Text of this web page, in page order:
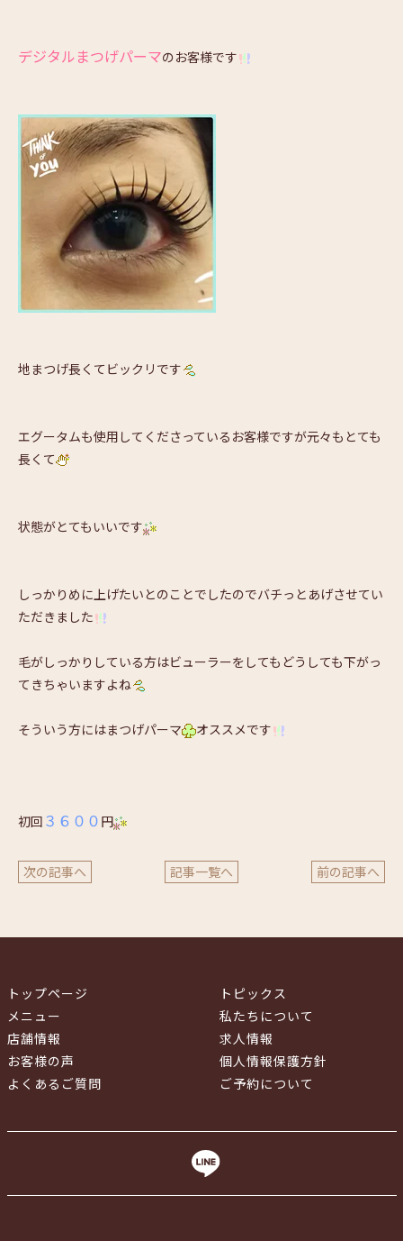
デジタルまつげパーマのお客様です
地まつげ長くてビックリです
エグータムも使用してくださっているお客様ですが元々もとても
長くて
状態がとてもいいです
しっかりめに上げたいとのことでしたのでバチっとあげさせてい
ただきました
毛がしっかりしている方はビューラーをしてもどうしても下がっ
てきちゃいますよね
そういう方にはまつげパーマ オススメです
初回 ３６００ 円
次の記事へ 記事一覧へ 前の記事へ
トップページ
メニュー
店舗情報
お客様の声
よくあるご質問
トピックス
私たちについて
求人情報
個人情報保護方針
ご予約について